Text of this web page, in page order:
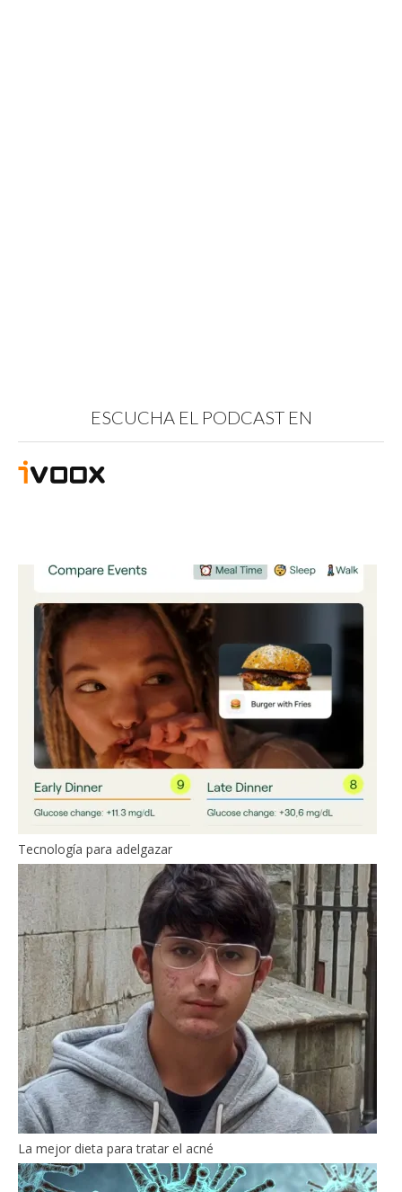
ESCUCHA EL PODCAST EN
Tecnología para adelgazar
La mejor dieta para tratar el acné